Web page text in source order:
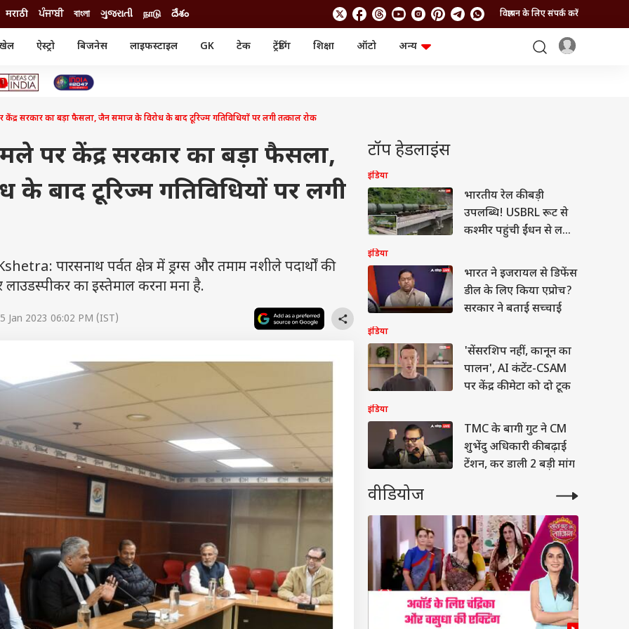
मराठी ਪੰਜਾਬੀ বাংলা ગુજરાતી நாடு దేశం विज्ञापन के लिए संपर्क करें
ऐस्ट्रो बिजनेस लाइफस्टाइल GK टेक ट्रेंडिंग शिक्षा ऑटो
अन्य
सिनेमा
आईपीओ
गैजेट
वेब स्टोरीज फोटो गैलरी
यूटिलिटी न्यूज़
वीडियो
केंद्र सरकार का बड़ा फैसला, जैन समाज के विरोध के बाद टूरिज्म गतिविधियों पर लगी तत्काल रोक
पर केंद्र सरकार का बड़ा फैसला,
बाद टूरिज्म गतिविधियों पर लगी
पारसनाथ पर्वत क्षेत्र में ड्रग्स और तमाम नशीले पदार्थों की
का इस्तेमाल करना मना है.
Jan 2023 06:02 PM (IST)
टॉप हेडलाइंस
इंडिया
भारतीय रेल की बड़ी
उपलब्धि! USBRL रूट से
कश्मीर पहुंची ईंधन से लदी
इंडिया
भारत ने इजरायल से डिफेंस
डील के लिए किया एप्रोच?
सरकार ने बताई सच्चाई
इंडिया
'सेंसरशिप नहीं, कानून का
पालन', AI कंटेंट-CSAM
पर केंद्र की मेटा को दो टूक
इंडिया
TMC के बागी गुट ने CM
शुभेंदु अधिकारी की बढ़ाई
टेंशन, कर डाली 2 बड़ी मांग
वीडियोज
टॉप रील्स